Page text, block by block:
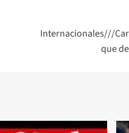
Internacionales///
que